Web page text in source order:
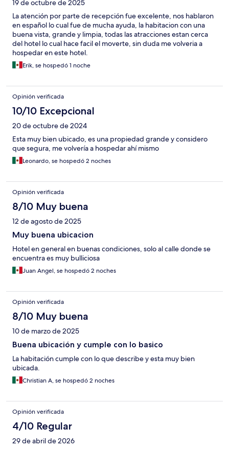
19 de octubre de 2025
La atención por parte de recepción fue excelente, nos hablaron
en español lo cual fue de mucha ayuda, la habitacion con una
buena vista, grande y limpia, todas las atracciones estan cerca
del hotel lo cual hace facil el moverte, sin duda me volveria a
hospedar en este hotel.
Erik, se hospedó 1 noche
Opinión verificada
10/10 Excepcional
20 de octubre de 2024
Esta muy bien ubicado, es una propiedad grande y considero
que segura, me volvería a hospedar ahí mismo
Leonardo, se hospedó 2 noches
Opinión verificada
8/10 Muy buena
12 de agosto de 2025
Muy buena ubicacion
Hotel en general en buenas condiciones, solo al calle donde se
encuentra es muy bulliciosa
Juan Angel, se hospedó 2 noches
Opinión verificada
8/10 Muy buena
10 de marzo de 2025
Buena ubicación y cumple con lo basico
La habitación cumple con lo que describe y esta muy bien
ubicada.
Christian A, se hospedó 2 noches
Opinión verificada
4/10 Regular
29 de abril de 2026